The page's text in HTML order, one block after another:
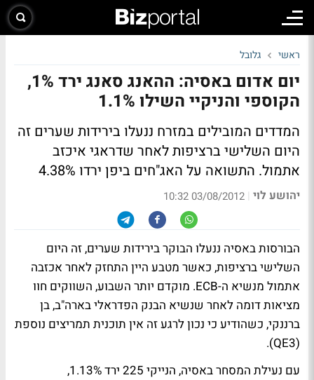
ראשי גלובל
יום אדום באסיה: ההאנג סאנג ירד 1%,
הקוספי והניקיי השילו 1.1%
המדדים המובילים במזרח ננעלו בירידות שערים זה
היום השלישי ברציפות לאחר שדראגי איכזב
אתמול. התשואה על האג"חים ביפן ירדו 4.38%
יהושע לוי |
03/08/2012 10:32
הבורסות באסיה ננעלו הבוקר בירידות שערים, זה היום
השלישי ברציפות, כאשר מטבע היין התחזק לאחר אכזבה
אתמול מנשיא ה-ECB. מוקדם יותר השבוע, השווקים חוו
מציאות דומה לאחר שנשיא הבנק הפדראלי בארה"ב, בן
ברננקי, כשהודיע כי נכון לרגע זה אין תוכנית תמריצים נוספת
(QE3).
עם נעילת המסחר באסיה, הנייקי 225 ירד 1.13%,